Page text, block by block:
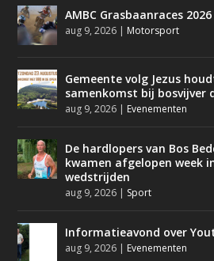
AMBC Grasbaanraces 2026
aug 9, 2026 | Motorsport
Gemeente volg Jezus
samenkomst bij bosvijver
aug 9, 2026 | Evenementen
De hardlopers van Bos
kwamen afgelopen week
wedstrijden
aug 9, 2026 | Sport
Informatieavond over
aug 9, 2026 | Evenementen